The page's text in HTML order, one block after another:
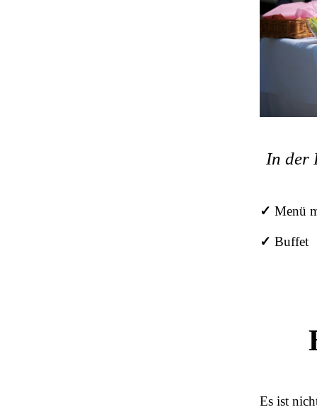
In der
✓ Menü
✓ Buffet
Es ist